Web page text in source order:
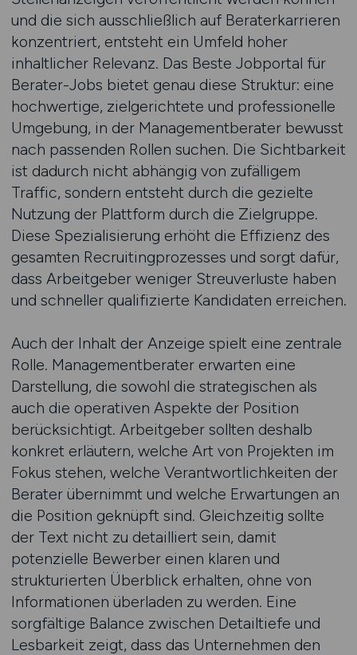
und die sich ausschließlich auf Beraterkarrieren
konzentriert, entsteht ein Umfeld hoher
inhaltlicher Relevanz. Das Beste Jobportal für
Berater-Jobs bietet genau diese Struktur: eine
hochwertige, zielgerichtete und professionelle
Umgebung, in der Managementberater bewusst
nach passenden Rollen suchen. Die Sichtbarkeit
ist dadurch nicht abhängig von zufälligem
Traffic, sondern entsteht durch die gezielte
Nutzung der Plattform durch die Zielgruppe.
Diese Spezialisierung erhöht die Effizienz des
gesamten Recruitingprozesses und sorgt dafür,
dass Arbeitgeber weniger Streuverluste haben
und schneller qualifizierte Kandidaten erreichen.
Auch der Inhalt der Anzeige spielt eine zentrale
Rolle. Managementberater erwarten eine
Darstellung, die sowohl die strategischen als
auch die operativen Aspekte der Position
berücksichtigt. Arbeitgeber sollten deshalb
konkret erläutern, welche Art von Projekten im
Fokus stehen, welche Verantwortlichkeiten der
Berater übernimmt und welche Erwartungen an
die Position geknüpft sind. Gleichzeitig sollte
der Text nicht zu detailliert sein, damit
potenzielle Bewerber einen klaren und
strukturierten Überblick erhalten, ohne von
Informationen überladen zu werden. Eine
sorgfältige Balance zwischen Detailtiefe und
Lesbarkeit zeigt, dass das Unternehmen den